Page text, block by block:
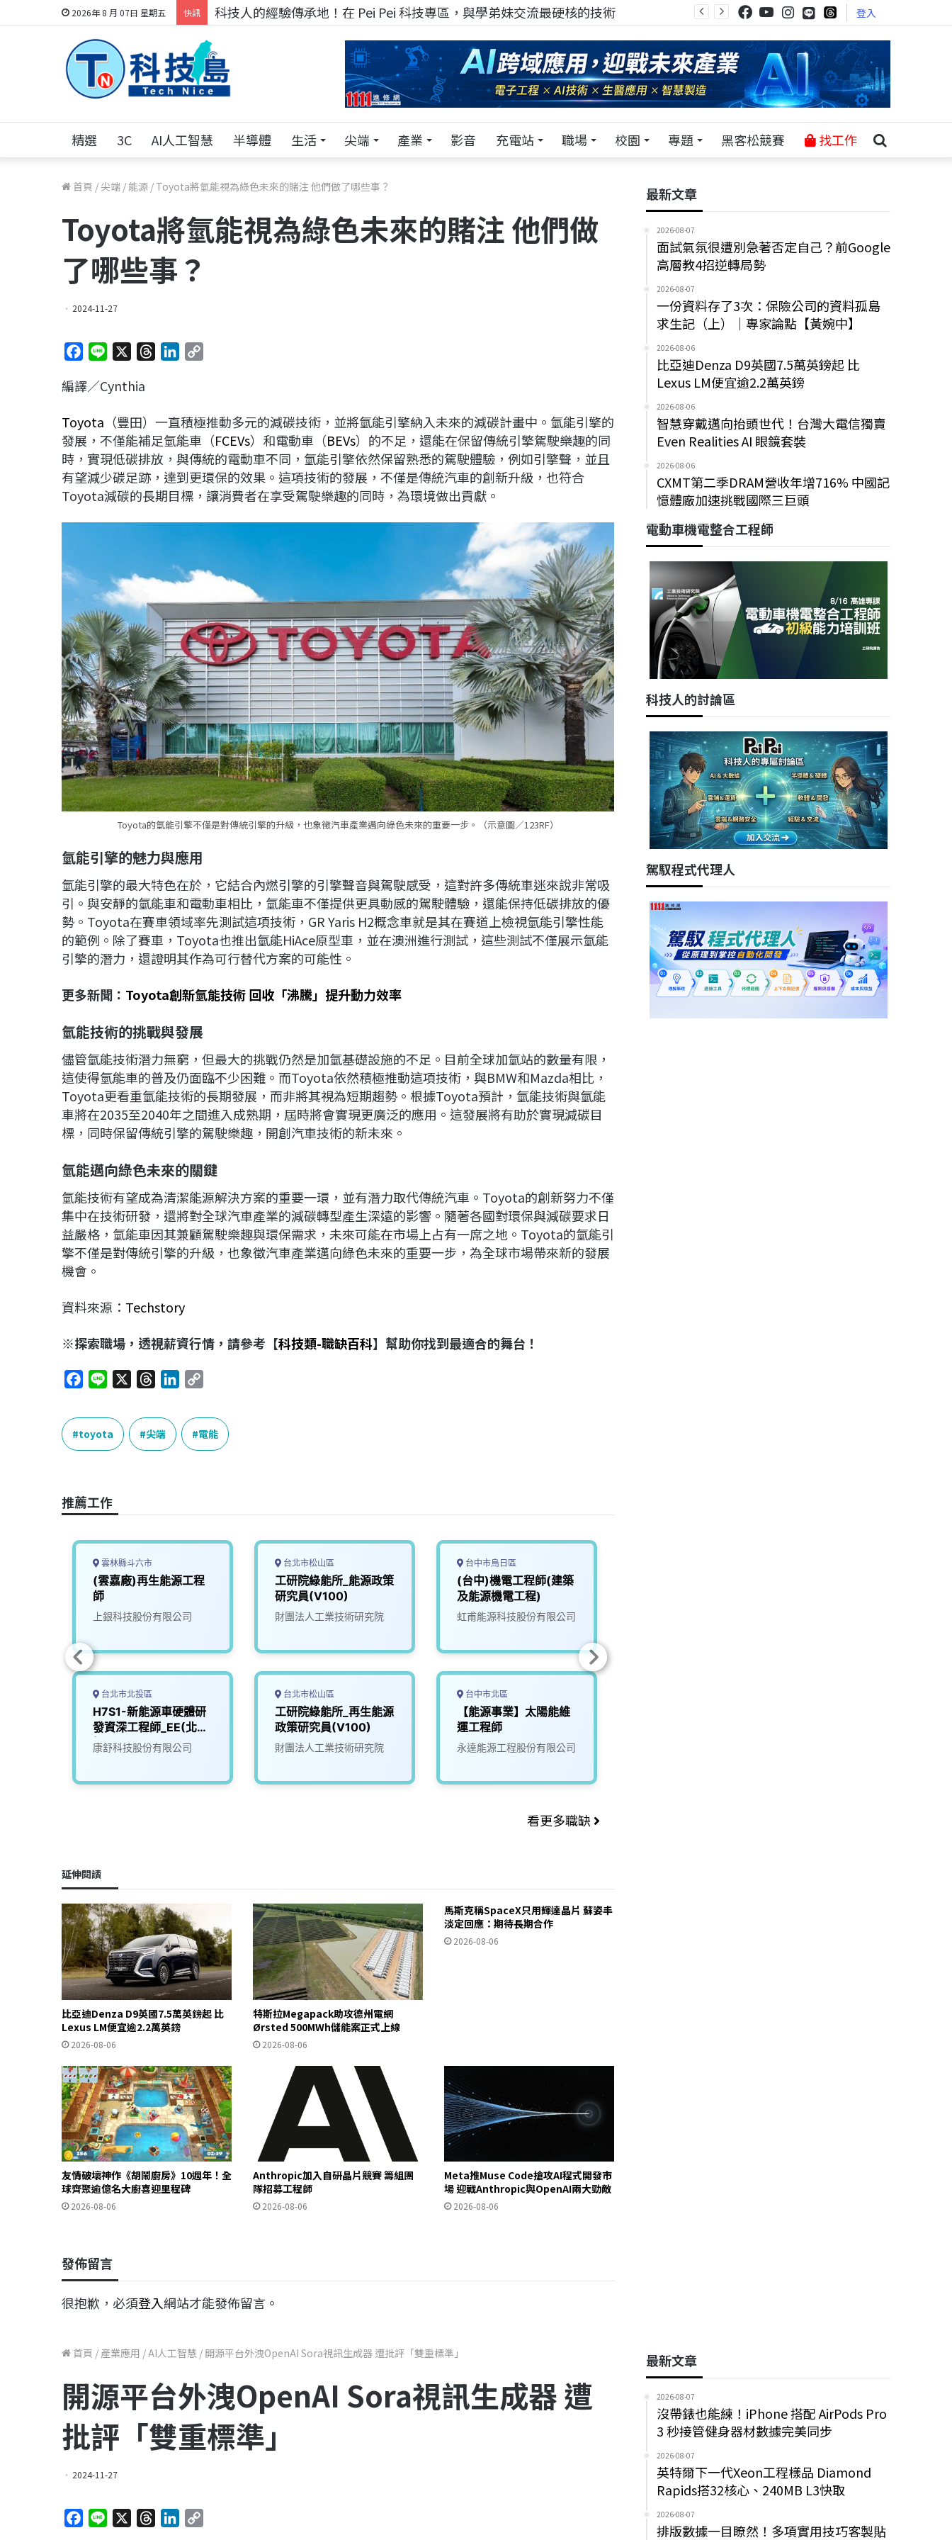
2026年 8 月 07日 星期五 快訊 科技人的經驗傳承地！在 Pei Pei 科技專區，與學弟妹交流最硬核的技術 登入
精選 3C AI人工智慧 半導體 生活 尖端 產業 影音 充電站 職場 校園 專題 黑客松競賽 找工作
首頁 /尖端 / 能源 / Toyota將氫能視為綠色未來的賭注 他們做了哪些事？
Toyota將氫能視為綠色未來的賭注 他們做
了哪些事？
2024-11-27
c
b
o
o
k
n
a
d
s
e
d
I
n
L
n
k
編譯／Cynthia
Toyota （豐田）一直積極推動多元的減碳技術，並將氫能引擎納入未來的減碳計畫中。氫能引擎的
發展，不僅能補足氫能車（FCEVs）和電動車（BEVs）的不足，還能在保留傳統引擎駕駛樂趣的同
時，實現低碳排放，與傳統的電動車不同，氫能引擎依然保留熟悉的駕駛體驗，例如引擎聲，並且
有望減少碳足跡，達到更環保的效果。這項技術的發展，不僅是傳統汽車的創新升級，也符合
Toyota減碳的長期目標，讓消費者在享受駕駛樂趣的同時，為環境做出貢獻。
Toyota的氫能引擎不僅是對傳統引擎的升級，也象徵汽車產業邁向綠色未來的重要一步。（示意圖／123RF）
氫能引擎的魅力與應用
氫能引擎的最大特色在於，它結合內燃引擎的引擎聲音與駕駛感受，這對許多傳統車迷來說非常吸
引。與安靜的氫能車和電動車相比，氫能車不僅提供更具動感的駕駛體驗，還能保持低碳排放的優
勢。Toyota在賽車領域率先測試這項技術，GR Yaris H2概念車就是其在賽道上檢視氫能引擎性能
的範例。除了賽車，Toyota也推出氫能HiAce原型車，並在澳洲進行測試，這些測試不僅展示氫能
引擎的潛力，還證明其作為可行替代方案的可能性。
更多新聞： Toyota創新氫能技術 回收「沸騰」提升動力效率
氫能技術的挑戰與發展
儘管氫能技術潛力無窮，但最大的挑戰仍然是加氫基礎設施的不足。目前全球加氫站的數量有限，
這使得氫能車的普及仍面臨不少困難。而Toyota依然積極推動這項技術，與BMW和Mazda相比，
Toyota更看重氫能技術的長期發展，而非將其視為短期趨勢。根據Toyota預計，氫能技術與氫能
車將在2035至2040年之間進入成熟期，屆時將會實現更廣泛的應用。這發展將有助於實現減碳目
標，同時保留傳統引擎的駕駛樂趣，開創汽車技術的新未來。
氫能邁向綠色未來的關鍵
氫能技術有望成為清潔能源解決方案的重要一環，並有潛力取代傳統汽車。Toyota的創新努力不僅
集中在技術研發，還將對全球汽車產業的減碳轉型產生深遠的影響。隨著各國對環保與減碳要求日
益嚴格，氫能車因其兼顧駕駛樂趣與環保需求，未來可能在市場上占有一席之地。Toyota的氫能引
擎不僅是對傳統引擎的升級，也象徵汽車產業邁向綠色未來的重要一步，為全球市場帶來新的發展
機會。
資料來源： Techstory
※探索職場，透視薪資行情，請參考【科技類-職缺百科】幫助你找到最適合的舞台！
c
e
b
k
n
e
r
e
a
k
p
y
L
toyota 尖端 電能
推薦工作
雲林縣斗六市
(雲嘉廠)再生能源工程
師
上銀科技股份有限公司
台北市北投區
H7S1-新能源車硬體研
發資深工程師_EE(北
投)
康舒科技股份有限公司
台北市松山區
工研院綠能所_能源政策
研究員(V100)
財團法人工業技術研究院
台北市松山區
工研院綠能所_再生能源
政策研究員(V100)
財團法人工業技術研究院
台中市烏日區
(台中)機電工程師(建築
及能源機電工程)
虹甫能源科技股份有限公司
台中市北區
【能源事業】太陽能維
運工程師
永達能源工程股份有限公司
看更多職缺
延伸閱讀
比亞迪Denza D9英國7.5萬英鎊起 比
Lexus LM便宜逾2.2萬英鎊
2026-08-06
特斯拉Megapack助攻德州電網
Ørsted 500MWh儲能案正式上線
2026-08-06
馬斯克稱SpaceX只用輝達晶片 蘇姿丰
淡定回應：期待長期合作
2026-08-06
友情破壞神作《胡鬧廚房》10週年！全
球齊聚逾億名大廚喜迎里程碑
2026-08-06
Anthropic加入自研晶片競賽 籌組團
隊招募工程師
2026-08-06
Meta推Muse Code搶攻AI程式開發市
場 迎戰Anthropic與OpenAI兩大勁敵
2026-08-06
發佈留言
很抱歉，必須登入網站才能發佈留言。
最新文章
2026-08-07
面試氣氛很遭別急著否定自己？前Google
高層教4招逆轉局勢
2026-08-07
一份資料存了3次：保險公司的資料孤島
求生記（上）｜專家論點【黃婉中】
2026-08-06
比亞迪Denza D9英國7.5萬英鎊起 比
Lexus LM便宜逾2.2萬英鎊
2026-08-06
智慧穿戴邁向抬頭世代！台灣大電信獨賣
Even Realities AI 眼鏡套裝
2026-08-06
CXMT第二季DRAM營收年增716% 中國記
憶體廠加速挑戰國際三巨頭
電動車機電整合工程師
科技人的討論區
駕馭程式代理人